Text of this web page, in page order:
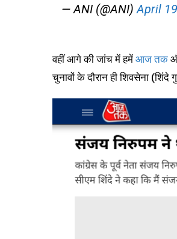
— ANI (@ANI)April
वहीं आगे की जांच में हमें आज तक
चुनावों के दौरान ही शिवसेना (शिंदे